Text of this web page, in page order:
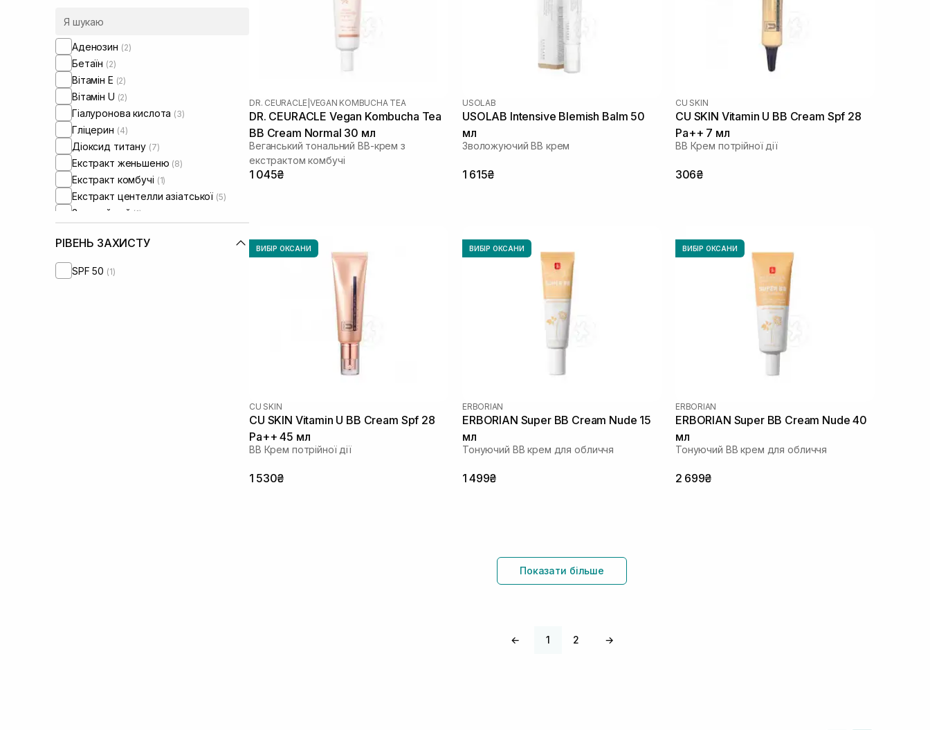
мікробіомом
Аденозин (2)
Бетаїн (2)
Вітамін Е (2)
Вітамін U (2)
Гіалуронова кислота (3)
Гліцерин (4)
Діоксид титану (7)
Екстракт женьшеню (8)
Екстракт комбучі (1)
Екстракт центелли азіатської (5)
Зелений чай (1)
Ніацинамід(14)
Олія жожоба
РІВЕНЬ ЗАХИСТУ
SPF 50 (1)
DR. CEURACLE VEGAN KOMBUCHA TEA
DR. CEURACLE Vegan Kombucha Tea
BB Cream Normal 30 мл
Веганський тональний ВВ-крем з
екстрактом комбучі
1 045₴
USOLAB
USOLAB Intensive Blemish Balm 50
мл
Зволожуючий ВВ крем
1 615₴
CU SKIN
CU SKIN Vitamin U BB Cream Spf 28
Pa++ 7 мл
BB Крем потрійної дії
306₴
ВИБІР ОКСАНИ
CU SKIN
CU SKIN Vitamin U BB Cream Spf 28
Pa++ 45 мл
BB Крем потрійної дії
1 530₴
ВИБІР ОКСАНИ
ERBORIAN
ERBORIAN Super ВВ Cream Nude 15
мл
Тонуючий BB крем для обличчя
1 499₴
ВИБІР ОКСАНИ
ERBORIAN
ERBORIAN Super ВВ Cream Nude 40
мл
Тонуючий BB крем для обличчя
2 699₴
Показати більше
← 1 2 →